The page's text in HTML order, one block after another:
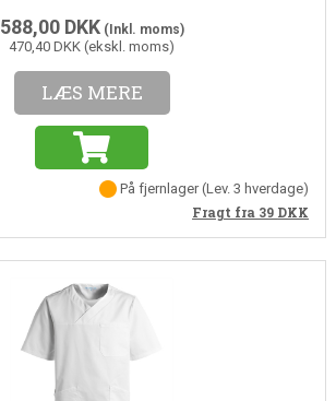
588,00 DKK(Inkl. moms)
470,40 DKK (ekskl. moms)
LÆS MERE
På fjernlager(Lev. 3 hverdage)
Fragt fra 39 DKK